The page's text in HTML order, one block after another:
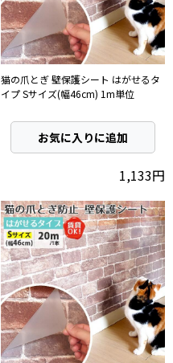
猫の爪とぎ 壁保護シート はがせるタ
イプ Sサイズ(幅46cm) 1m単位
お気に入りに追加
1,133円